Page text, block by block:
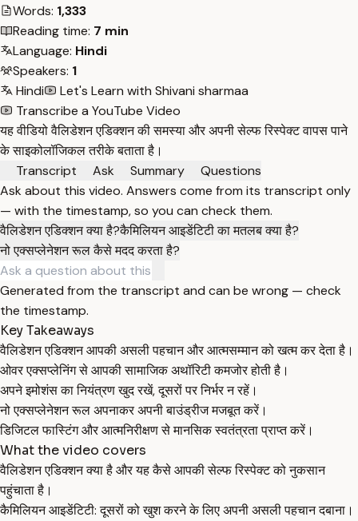
Words: 1,333
Reading time: 7 min
Language: Hindi
Speakers: 1
Hindi
Let's Learn with Shivani sharmaa
Transcribe a YouTube Video
यह वीडियो वैलिडेशन एडिक्शन की समस्या और अपनी सेल्फ रिस्पेक्ट वापस पाने
के साइकोलॉजिकल तरीके बताता है।
Transcript
Ask Summary
Questions
Ask about this video. Answers come from its transcript only
— with the timestamp, so you can check them.
वैलिडेशन एडिक्शन क्या है?कैमिलियन आइडेंटिटी का मतलब क्या है?
नो एक्सप्लेनेशन रूल कैसे मदद करता है?
Generated from the transcript and can be wrong — check
the timestamp.
Key Takeaways
वैलिडेशन एडिक्शन आपकी असली पहचान और आत्मसम्मान को खत्म कर देता है।
ओवर एक्सप्लेनिंग से आपकी सामाजिक अथॉरिटी कमजोर होती है।
अपने इमोशंस का नियंत्रण खुद रखें, दूसरों पर निर्भर न रहें।
नो एक्सप्लेनेशन रूल अपनाकर अपनी बाउंड्रीज मजबूत करें।
डिजिटल फास्टिंग और आत्मनिरीक्षण से मानसिक स्वतंत्रता प्राप्त करें।
What the video covers
वैलिडेशन एडिक्शन क्या है और यह कैसे आपकी सेल्फ रिस्पेक्ट को नुकसान
पहुंचाता है।
कैमिलियन आइडेंटिटी: दूसरों को खुश करने के लिए अपनी असली पहचान दबाना।